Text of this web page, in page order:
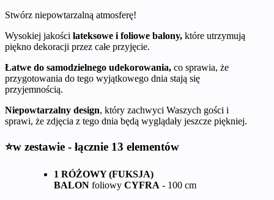
Stwórz niepowtarzalną atmosferę!
Wysokiej jakości lateksowe i foliowe balony, które utrzymują
piękno dekoracji przez całe przyjęcie.
Łatwe do samodzielnego udekorowania, co sprawia, że
przygotowania do tego wyjątkowego dnia stają się
przyjemnością.
Niepowtarzalny design, który zachwyci Waszych gości i
sprawi, że zdjęcia z tego dnia będą wyglądały jeszcze piękniej.
⭐w zestawie - łącznie 13 elementów
1 RÓŻOWY (FUKSJA)
BALON foliowy CYFRA - 100 cm